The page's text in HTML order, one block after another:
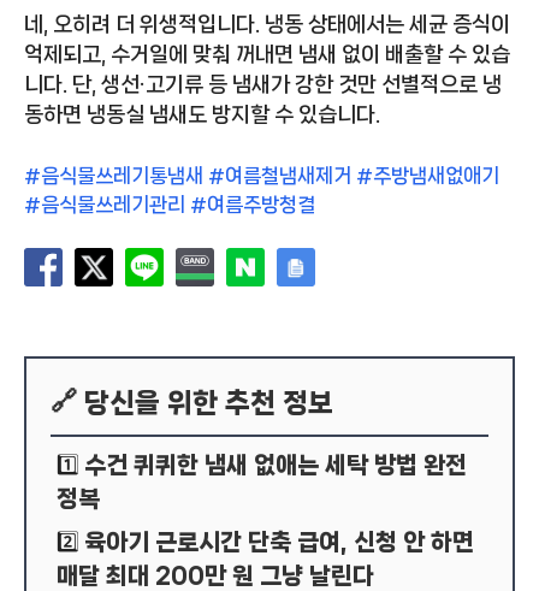
네, 오히려 더 위생적입니다. 냉동 상태에서는 세균 증식이
억제되고, 수거일에 맞춰 꺼내면 냄새 없이 배출할 수 있습
니다. 단, 생선·고기류 등 냄새가 강한 것만 선별적으로 냉
동하면 냉동실 냄새도 방지할 수 있습니다.
#음식물쓰레기통냄새 #여름철냄새제거 #주방냄새없애기
#음식물쓰레기관리 #여름주방청결
🔗 당신을 위한 추천 정보
1️⃣ 수건 퀴퀴한 냄새 없애는 세탁 방법 완전
정복
2️⃣ 육아기 근로시간 단축 급여, 신청 안 하면
매달 최대 200만 원 그냥 날린다